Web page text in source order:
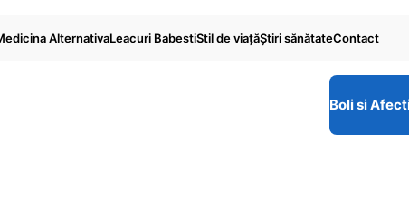
AlternativaLeacuri BabestiStil de viaţăŞtiri sănătateContact
Boli si